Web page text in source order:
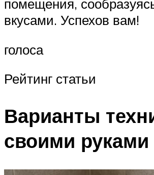
помещения,
вкусами. Успехов вам!
голоса
Рейтинг статьи
Варианты
своими руками